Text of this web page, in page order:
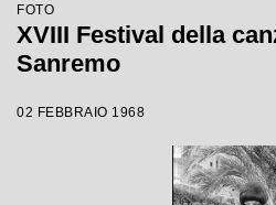
FOTO
XVIII Festival della
Sanremo
02 FEBBRAIO 1968